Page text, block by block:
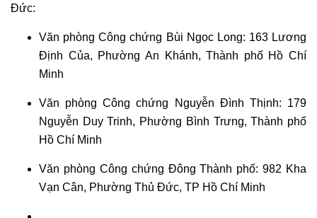
hôn
Đức:
Văn phòng Công chứng Bùi Ngọc Long: 163 Lương
Định Của, Phường An Khánh, Thành phố Hồ Chí
Minh
Văn phòng Công chứng Nguyễn Đình Thịnh: 179
Nguyễn Duy Trinh, Phường Bình Trưng, Thành phố
Hồ Chí Minh
Văn phòng Công chứng Đông Thành phố: 982 Kha
Vạn Cân, Phường Thủ Đức, TP Hồ Chí Minh